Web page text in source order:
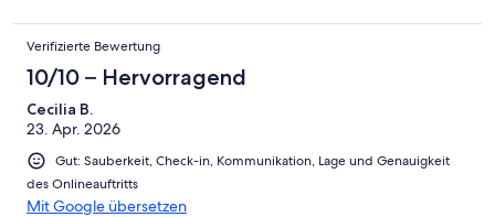
Verifizierte Bewertung
10/10 – Hervorragend
Cecilia B.
23. Apr. 2026
Gut: Sauberkeit, Check-in, Kommunikation, Lage und Genauigkeit
des Onlineauftritts
Mit Google übersetzen